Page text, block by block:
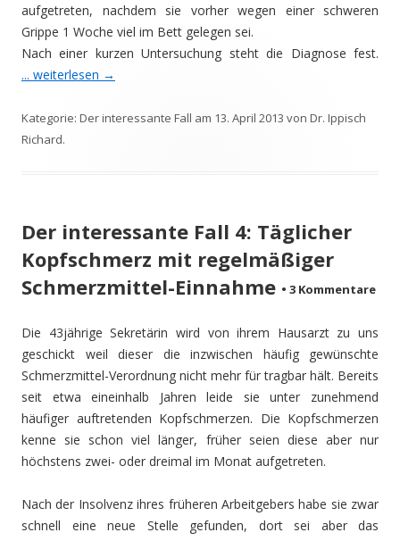
aufgetreten, nachdem sie vorher wegen einer schweren
Grippe 1 Woche viel im Bett gelegen sei.
Nach einer kurzen Untersuchung steht die Diagnose fest.
... weiterlesen →
Kategorie: Der interessante Fall am 13. April 2013 von Dr. Ippisch
Richard.
Der interessante Fall 4: Täglicher
Kopfschmerz mit regelmäßiger
Schmerzmittel-Einnahme • 3 Kommentare
Die 43jährige Sekretärin wird von ihrem Hausarzt zu uns
geschickt weil dieser die inzwischen häufig gewünschte
Schmerzmittel-Verordnung nicht mehr für tragbar hält. Bereits
seit etwa eineinhalb Jahren leide sie unter zunehmend
häufiger auftretenden Kopfschmerzen. Die Kopfschmerzen
kenne sie schon viel länger, früher seien diese aber nur
höchstens zwei- oder dreimal im Monat aufgetreten.
Nach der Insolvenz ihres früheren Arbeitgebers habe sie zwar
schnell eine neue Stelle gefunden, dort sei aber das